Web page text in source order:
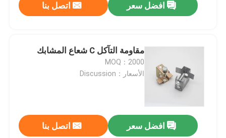
افضل سعر اتصل بنا
مقاومة التآكل C شعاع المشابك
MOQ：2000
الأسعار：Discussion
افضل سعر اتصل بنا